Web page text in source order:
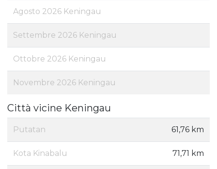
Agosto 2026 Keningau
Settembre 2026 Keningau
Ottobre 2026 Keningau
Novembre 2026 Keningau
Città vicine Keningau
Putatan 61,76 km
Kota Kinabalu 71,71 km